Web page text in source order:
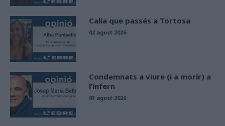
Calia que passés a Tortosa
02 agost 2026
Condemnats a viure (i a morir) a
l’infern
01 agost 2026